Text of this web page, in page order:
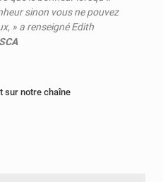
sinon vous ne pouvez
» a renseigné Edith
sur notre chaîne